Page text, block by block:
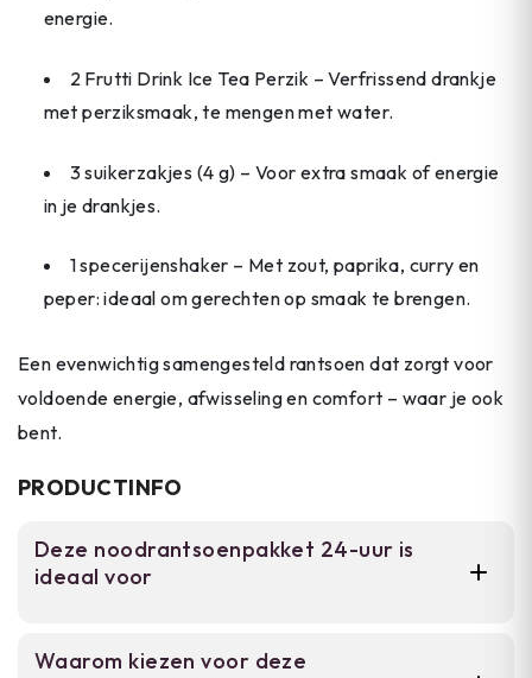
energie.
2 Frutti Drink Ice Tea Perzik – Verfrissend drankje
met perziksmaak, te mengen met water.
3 suikerzakjes (4 g) – Voor extra smaak of energie
in je drankjes.
1 specerijenshaker – Met zout, paprika, curry en
peper: ideaal om gerechten op smaak te brengen.
Een evenwichtig samengesteld rantsoen dat zorgt voor
voldoende energie, afwisseling en comfort – waar je ook
bent.
PRODUCTINFO
Deze noodrantsoenpakket 24-uur is
ideaal voor
outdoor adventuriers die betrouwbare
Waarom kiezen voor deze